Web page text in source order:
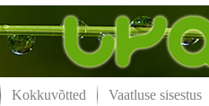
Kokkuvõtted Vaatluse sisestus